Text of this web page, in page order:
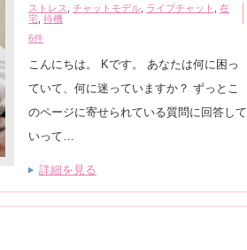
ストレス
チャットモデル ライブチャット
在
宅 待機
6件
こんにちは。 Kです。 あなたは何に困っ
ていて、何に迷っていますか？ ずっとこ
のページに寄せられている質問に回答して
いって…
詳細を見る